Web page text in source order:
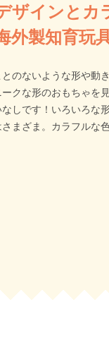
ザインとカ
外製知育玩
のないような形や動
クな形のおもちゃを
しです！いろいろな
さまざま。カラフルな